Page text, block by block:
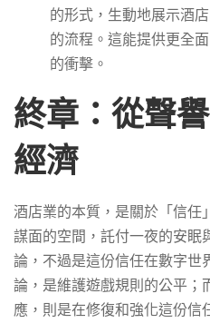
的形式，生動地展示酒
的流程。這能提供更全
的衝擊。
終章：從聲
經濟
酒店業的本質，是關於「信任
謀面的空間，託付一夜的安眠
論，不過是這份信任在數字世
論，是維護遊戲規則的公平；
應，則是在修復和強化這份信